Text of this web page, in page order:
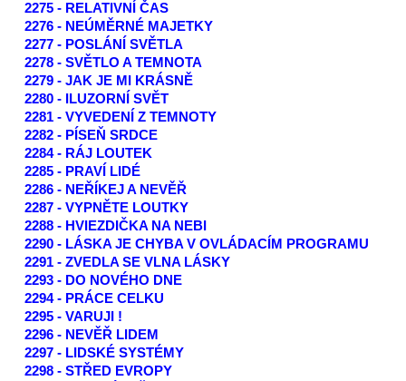
2275 - RELATIVNÍ ČAS
2276 - NEÚMĚRNÉ MAJETKY
2277 - POSLÁNÍ SVĚTLA
2278 - SVĚTLO A TEMNOTA
2279 - JAK JE MI KRÁSNĚ
2280 - ILUZORNÍ SVĚT
2281 - VYVEDENÍ Z TEMNOTY
2282 - PÍSEŇ SRDCE
2284 - RÁJ LOUTEK
2285 - PRAVÍ LIDÉ
2286 - NEŘÍKEJ A NEVĚŘ
2287 - VYPNĚTE LOUTKY
2288 - HVIEZDIČKA NA NEBI
2290 - LÁSKA JE CHYBA V OVLÁDACÍM PROGRAMU
2291 - ZVEDLA SE VLNA LÁSKY
2293 - DO NOVÉHO DNE
2294 - PRÁCE CELKU
2295 - VARUJI !
2296 - NEVĚŘ LIDEM
2297 - LIDSKÉ SYSTÉMY
2298 - STŘED EVROPY